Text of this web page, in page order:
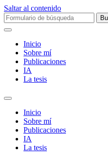
Saltar al contenido
Buscar:
Inicio
Sobre mí­
Publicaciones
IA
La tesis
Alternar
campo
búsqueda
Inicio
Sobre mí­
Publicaciones
IA
La tesis